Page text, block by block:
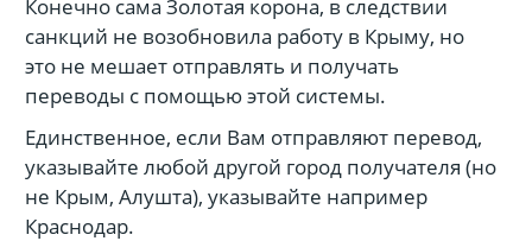
Конечно сама Золотая корона, в следствии
санкций не возобновила работу в Крыму, но
это не мешает отправлять и получать
переводы с помощью этой системы.
Единственное, если Вам отправляют перевод,
указывайте любой другой город получателя (но
не Крым, Алушта), указывайте например
Краснодар.